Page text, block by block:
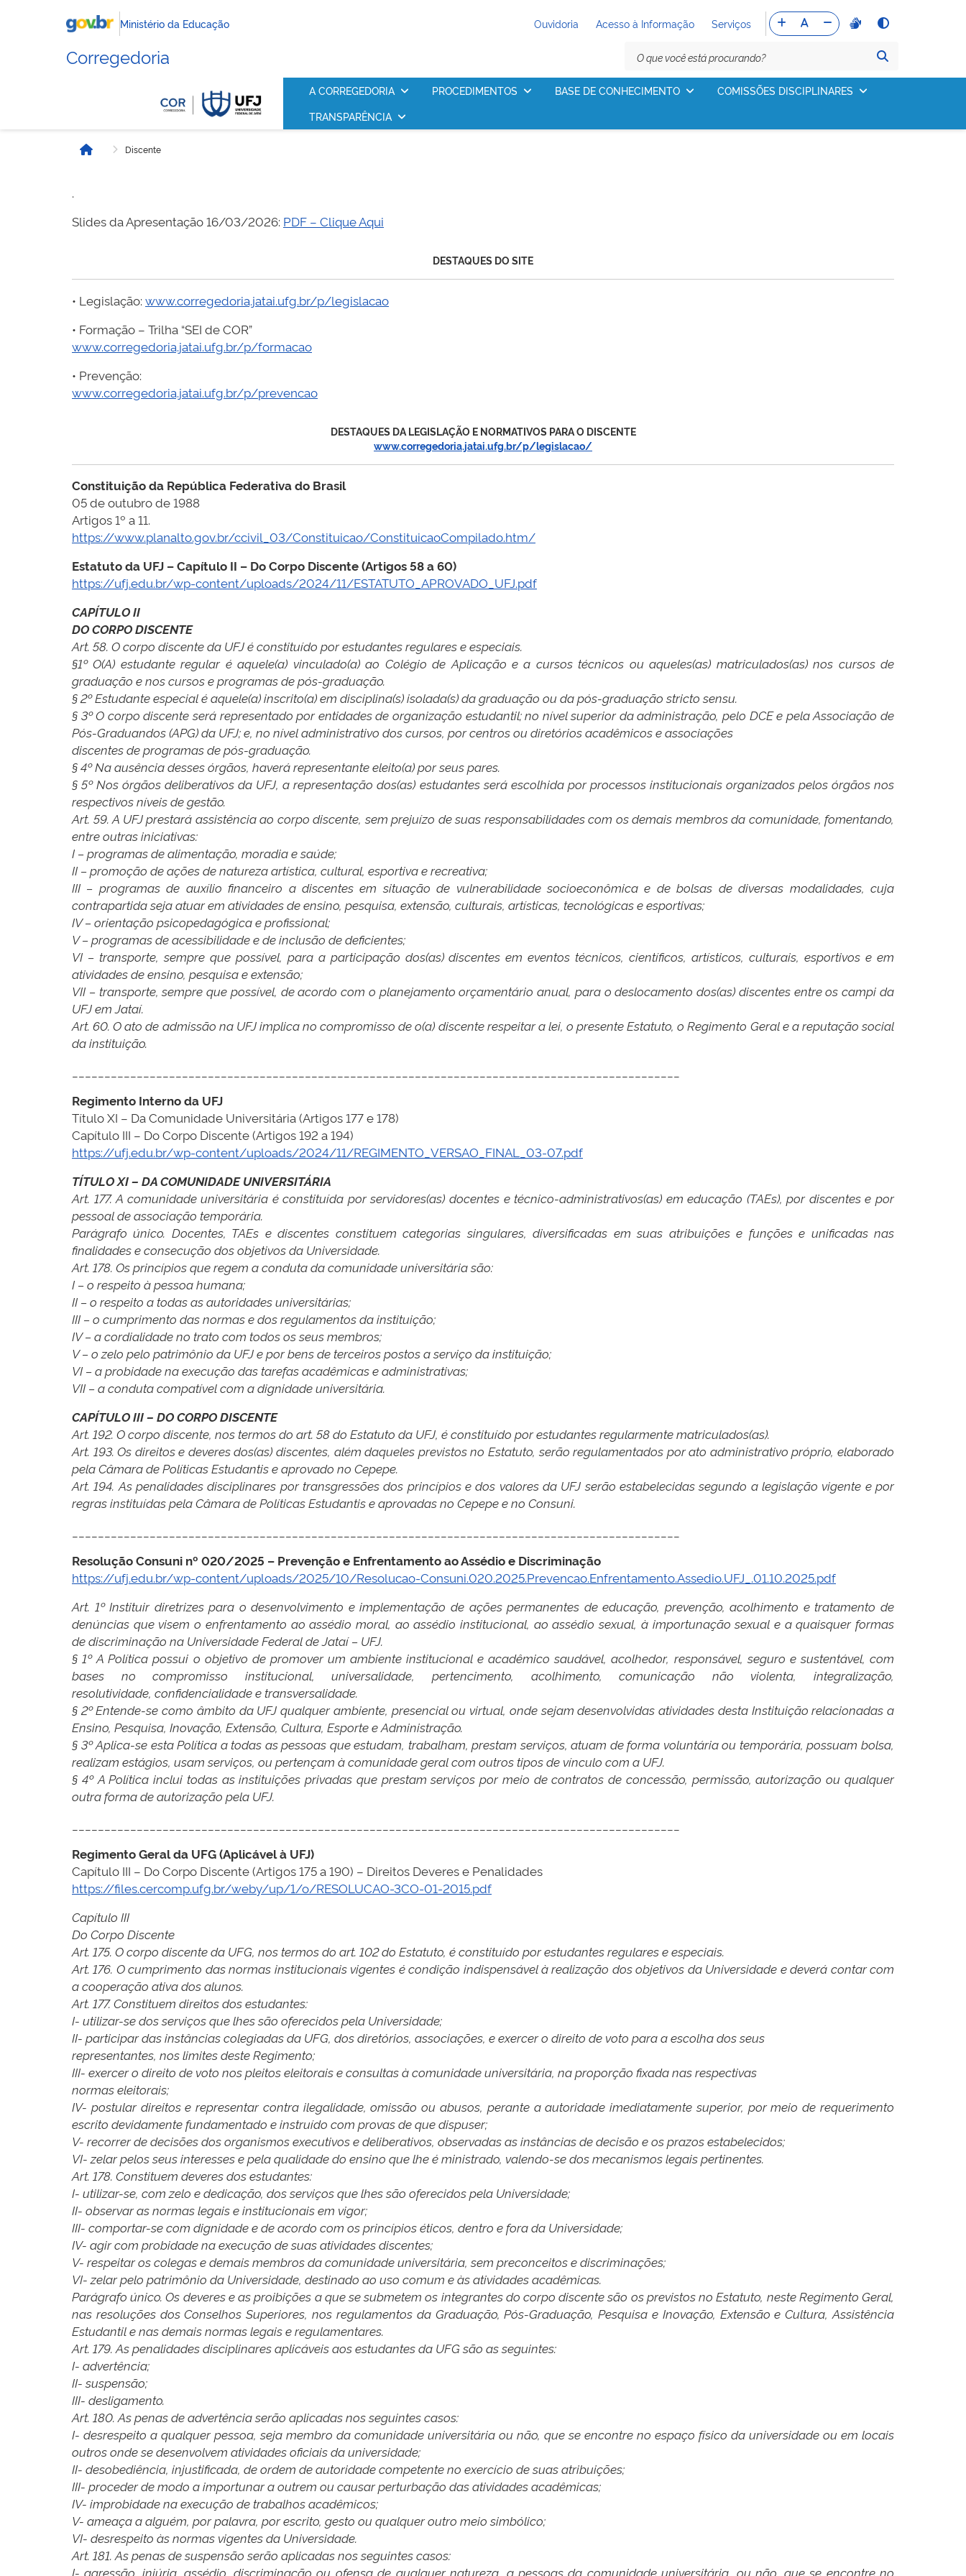
Ministério da Educação Ouvidoria Acesso à Informação Serviços
Corregedoria
A CORREGEDORIA PROCEDIMENTOS BASE DE CONHECIMENTO
COMISSÕES DISCIPLINARES
TRANSPARÊNCIA
Início Discente
.
Slides da Apresentação 16/03/2026: PDF – Clique Aqui
DESTAQUES DO SITE
• Legislação: www.corregedoria.jatai.ufg.br/p/legislacao
• Formação – Trilha “SEI de COR”
www.corregedoria.jatai.ufg.br/p/formacao
• Prevenção:
www.corregedoria.jatai.ufg.br/p/prevencao
DESTAQUES DA LEGISLAÇÃO E NORMATIVOS PARA O DISCENTE
www.corregedoria.jatai.ufg.br/p/legislacao/
Constituição da República Federativa do Brasil
05 de outubro de 1988
Artigos 1º a 11.
https://www.planalto.gov.br/ccivil_03/Constituicao/ConstituicaoCompilado.htm/
Estatuto da UFJ – Capítulo II – Do Corpo Discente (Artigos 58 a 60)
https://ufj.edu.br/wp-content/uploads/2024/11/ESTATUTO_APROVADO_UFJ.pdf
CAPÍTULO II
DO CORPO DISCENTE
Art. 58. O corpo discente da UFJ é constituído por estudantes regulares e especiais.
§1º O(A) estudante regular é aquele(a) vinculado(a) ao Colégio de Aplicação e a cursos técnicos ou aqueles(as) matriculados(as) nos cursos de
graduação e nos cursos e programas de pós-graduação.
§ 2º Estudante especial é aquele(a) inscrito(a) em disciplina(s) isolada(s) da graduação ou da pós-graduação stricto sensu.
§ 3º O corpo discente será representado por entidades de organização estudantil; no nível superior da administração, pelo DCE e pela Associação de
Pós-Graduandos (APG) da UFJ; e, no nível administrativo dos cursos, por centros ou diretórios acadêmicos e associações
discentes de programas de pós-graduação.
§ 4º Na ausência desses órgãos, haverá representante eleito(a) por seus pares.
§ 5º Nos órgãos deliberativos da UFJ, a representação dos(as) estudantes será escolhida por processos institucionais organizados pelos órgãos nos
respectivos níveis de gestão.
Art. 59. A UFJ prestará assistência ao corpo discente, sem prejuízo de suas responsabilidades com os demais membros da comunidade, fomentando,
entre outras iniciativas:
I – programas de alimentação, moradia e saúde;
II – promoção de ações de natureza artística, cultural, esportiva e recreativa;
III – programas de auxílio financeiro a discentes em situação de vulnerabilidade socioeconômica e de bolsas de diversas modalidades, cuja
contrapartida seja atuar em atividades de ensino, pesquisa, extensão, culturais, artísticas, tecnológicas e esportivas;
IV – orientação psicopedagógica e profissional;
V – programas de acessibilidade e de inclusão de deficientes;
VI – transporte, sempre que possível, para a participação dos(as) discentes em eventos técnicos, científicos, artísticos, culturais, esportivos e em
atividades de ensino, pesquisa e extensão;
VII – transporte, sempre que possível, de acordo com o planejamento orçamentário anual, para o deslocamento dos(as) discentes entre os campi da
UFJ em Jataí.
Art. 60. O ato de admissão na UFJ implica no compromisso de o(a) discente respeitar a lei, o presente Estatuto, o Regimento Geral e a reputação social
da instituição.
Regimento Interno da UFJ
Título XI – Da Comunidade Universitária (Artigos 177 e 178)
Capítulo III – Do Corpo Discente (Artigos 192 a 194)
https://ufj.edu.br/wp-content/uploads/2024/11/REGIMENTO_VERSAO_FINAL_03-07.pdf
TÍTULO XI – DA COMUNIDADE UNIVERSITÁRIA
Art. 177. A comunidade universitária é constituída por servidores(as) docentes e técnico-administrativos(as) em educação (TAEs), por discentes e por
pessoal de associação temporária.
Parágrafo único. Docentes, TAEs e discentes constituem categorias singulares, diversificadas em suas atribuições e funções e unificadas nas
finalidades e consecução dos objetivos da Universidade.
Art. 178. Os princípios que regem a conduta da comunidade universitária são:
I – o respeito à pessoa humana;
II – o respeito a todas as autoridades universitárias;
III – o cumprimento das normas e dos regulamentos da instituição;
IV – a cordialidade no trato com todos os seus membros;
V – o zelo pelo patrimônio da UFJ e por bens de terceiros postos a serviço da instituição;
VI – a probidade na execução das tarefas acadêmicas e administrativas;
VII – a conduta compatível com a dignidade universitária.
CAPÍTULO III – DO CORPO DISCENTE
Art. 192. O corpo discente, nos termos do art. 58 do Estatuto da UFJ, é constituído porestudantes regularmente matriculados(as).
Art. 193. Os direitos e deveres dos(as) discentes, além daqueles previstos no Estatuto, serãoregulamentados por ato administrativo próprio, elaborado
pela Câmara de Políticas Estudantise aprovado no Cepepe.
Art. 194. As penalidades disciplinares por transgressões dos princípios e dos valores da UFJserão estabelecidas segundo a legislação vigente e por
regras instituídas pela Câmara dePolíticas Estudantis e aprovadas no Cepepe e no Consuni.
Resolução Consuni nº 020/2025 – Prevenção e Enfrentamento ao Assédio e Discriminação
https://ufj.edu.br/wp-content/uploads/2025/10/Resolucao-Consuni.020.2025.Prevencao.Enfrentamento.Assedio.UFJ_.01.10.2025.pdf
Art. 1º Instituir diretrizes para o desenvolvimento e implementação de ações permanentes de educação, prevenção, acolhimento e tratamento de
denúncias que visem o enfrentamento ao assédio moral, ao assédio institucional, ao assédio sexual, à importunação sexual e a quaisquer formas
de discriminação na Universidade Federal de Jataí – UFJ.
§ 1º A Política possui o objetivo de promover um ambiente institucional e acadêmico saudável, acolhedor, responsável, seguro e sustentável, com
bases no compromisso institucional, universalidade, pertencimento, acolhimento, comunicação não violenta, integralização,
resolutividade, confidencialidade e transversalidade.
§ 2º Entende-se como âmbito da UFJ qualquer ambiente, presencial ou virtual, onde sejam desenvolvidas atividades desta Instituição relacionadas a
Ensino, Pesquisa, Inovação, Extensão, Cultura, Esporte e Administração.
§ 3º Aplica-se esta Política a todas as pessoas que estudam, trabalham, prestam serviços, atuam de forma voluntária ou temporária, possuam bolsa,
realizam estágios, usam serviços, ou pertençam à comunidade geral com outros tipos de vínculo com a UFJ.
§ 4º A Política inclui todas as instituições privadas que prestam serviços por meio de contratos de concessão, permissão, autorização ou qualquer
outra forma de autorização pela UFJ.
Regimento Geral da UFG (Aplicável à UFJ)
Capítulo III – Do Corpo Discente (Artigos 175 a 190) – Direitos Deveres e Penalidades
https://files.cercomp.ufg.br/weby/up/1/o/RESOLUCAO-3CO-01-2015.pdf
Capítulo III
Do Corpo Discente
Art. 175. O corpo discente da UFG, nos termos do art. 102 do Estatuto, é constituído por estudantes regulares e especiais.
Art. 176. O cumprimento das normas institucionais vigentes é condição indispensável à realização dos objetivos da Universidade e deverá contar com
a cooperação ativa dos alunos.
Art. 177. Constituem direitos dos estudantes:
I- utilizar-se dos serviços que lhes são oferecidos pela Universidade;
II- participar das instâncias colegiadas da UFG, dos diretórios, associações, e exercer o direito de voto para a escolha dos seus
representantes, nos limites deste Regimento;
III- exercer o direito de voto nos pleitos eleitorais e consultas à comunidade universitária, na proporção fixada nas respectivas
normas eleitorais;
IV- postular direitos e representar contra ilegalidade, omissão ou abusos, perante a autoridade imediatamente superior, por meio de requerimento
escrito devidamente fundamentado e instruído com provas de que dispuser;
V- recorrer de decisões dos organismos executivos e deliberativos, observadas as instâncias de decisão e os prazos estabelecidos;
VI- zelar pelos seus interesses e pela qualidade do ensino que lhe é ministrado, valendo-se dos mecanismos legais pertinentes.
Art. 178. Constituem deveres dos estudantes:
I- utilizar-se, com zelo e dedicação, dos serviços que lhes são oferecidos pela Universidade;
II- observar as normas legais e institucionais em vigor;
III- comportar-se com dignidade e de acordo com os princípios éticos, dentro e fora da Universidade;
IV- agir com probidade na execução de suas atividades discentes;
V- respeitar os colegas e demais membros da comunidade universitária, sem preconceitos e discriminações;
VI- zelar pelo patrimônio da Universidade, destinado ao uso comum e às atividades acadêmicas.
Parágrafo único. Os deveres e as proibições a que se submetem os integrantes do corpo discente são os previstos no Estatuto, neste Regimento Geral,
nas resoluções dos Conselhos Superiores, nos regulamentos da Graduação, Pós-Graduação, Pesquisa e Inovação, Extensão e Cultura, Assistência
Estudantil e nas demais normas legais e regulamentares.
Art. 179. As penalidades disciplinares aplicáveis aos estudantes da UFG são as seguintes:
I- advertência;
II- suspensão;
III- desligamento.
Art. 180. As penas de advertência serão aplicadas nos seguintes casos:
I- desrespeito a qualquer pessoa, seja membro da comunidade universitária ou não, que se encontre no espaço físico da universidade ou em locais
outros onde se desenvolvem atividades oficiais da universidade;
II- desobediência, injustificada, de ordem de autoridade competente no exercício de suas atribuições;
III- proceder de modo a importunar a outrem ou causar perturbação das atividades acadêmicas;
IV- improbidade na execução de trabalhos acadêmicos;
V- ameaça a alguém, por palavra, por escrito, gesto ou qualquer outro meio simbólico;
VI- desrespeito às normas vigentes da Universidade.
Art. 181. As penas de suspensão serão aplicadas nos seguintes casos:
I- agressão, injúria, assédio, discriminação ou ofensa de qualquer natureza, a pessoas da comunidade universitária, ou não, que se encontre no